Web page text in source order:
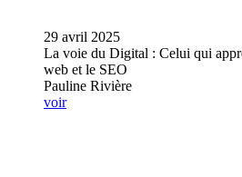
29 avril 2025
La voie du Digital : Celui qui
web et le SEO
Pauline Rivière
voir